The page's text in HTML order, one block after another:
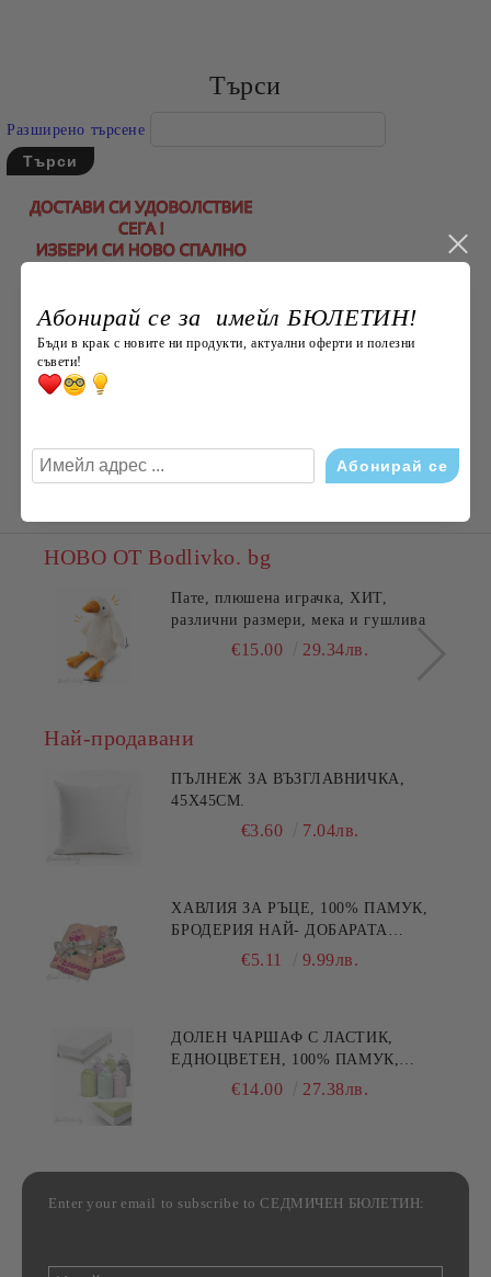
Търси
Разширено търсене
НОВО ОТ Bodlivko. bg
Пате, плюшена играчка, ХИТ,
различни размери, мека и гушлива
€15.00 29.34лв.
Най-продавани
ПЪЛНЕЖ ЗА ВЪЗГЛАВНИЧКА,
45X45СМ.
€3.60 7.04лв.
ХАВЛИЯ ЗА РЪЦЕ, 100% ПАМУК,
БРОДЕРИЯ НАЙ- ДОБАРАТА
МАЙКА/БАБА , РАЗМЕР:
€5.11 9.99лв.
ДОЛЕН ЧАРШАФ С ЛАСТИК,
ЕДНОЦВЕТЕН, 100% ПАМУК,
РАЗЛИЧНИ РАЗМЕРИ
€14.00 27.38лв.
Enter your email to subscribe to СЕДМИЧЕН БЮЛЕТИН:
Абонирай се за имейл БЮЛЕТИН!
Бъди в крак с новите ни продукти, актуални оферти и полезни
съвети!